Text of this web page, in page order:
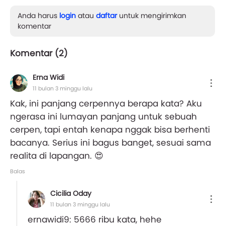
Anda harus login atau daftaruntuk mengirimkan
komentar
Komentar (2)
Erna Widi
11 bulan 3 minggu lalu
Kak, ini panjang cerpennya berapa kata? Aku
ngerasa ini lumayan panjang untuk sebuah
cerpen, tapi entah kenapa nggak bisa berhenti
bacanya. Serius ini bagus banget, sesuai sama
realita di lapangan. 😍
Balas
Cicilia Oday
11 bulan 3 minggu lalu
ernawidi9: 5666 ribu kata, hehe